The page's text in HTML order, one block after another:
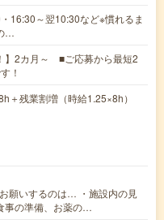
16:30～翌10:30など※慣れるま
…
】2カ月～ ■ご応募から最短2
！
＋残業割増（時給1.25×8h）
願いするのは… ・施設内の見
事の準備、お薬の…